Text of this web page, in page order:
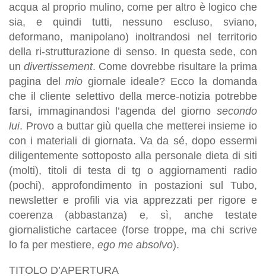
acqua al proprio mulino, come per altro è logico che
sia, e quindi tutti, nessuno escluso, sviano,
deformano, manipolano) inoltrandosi nel territorio
della ri-strutturazione di senso. In questa sede, con
undivertissement. Come dovrebbe risultare la prima
pagina delmio giornale ideale? Ecco la domanda
che il cliente selettivo della merce-notizia potrebbe
farsi, immaginandosi l’agenda del giorno secondo
lui. Provo a buttar giù quella che metterei insieme io
con i materiali di giornata. Va da sé, dopo essermi
diligentemente sottoposto alla personale dieta di siti
(molti), titoli di testa di tg o aggiornamenti radio
(pochi), approfondimento in postazioni sul Tubo,
newsletter e profili via via apprezzati per rigore e
coerenza (abbastanza) e, sì, anche testate
giornalistiche cartacee (forse troppe, ma chi scrive
lo fa per mestiere, ego me absolvo).
TITOLO D’APERTURA